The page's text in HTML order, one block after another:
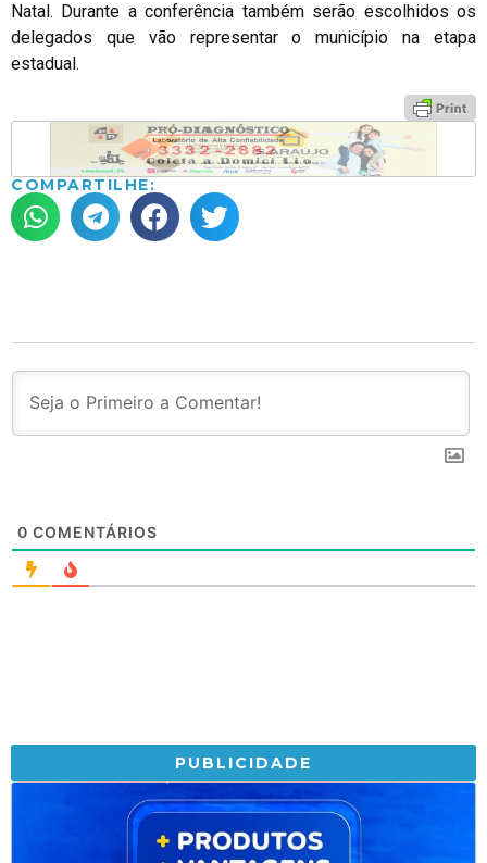
Natal. Durante a conferência também serão escolhidos os
delegados que vão representar o município na etapa
estadual.
COMPARTILHE:
0 COMENTÁRIOS
PUBLICIDADE